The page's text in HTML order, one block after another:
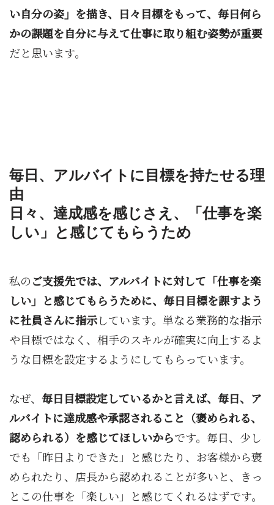
い自分の姿」を描き、日々目標をもって、毎日何ら
かの課題を自分に与えて仕事に取り組む姿勢が重要
だと思います。
毎日、アルバイトに目標を持たせる理
由
日々、達成感を感じさえ、「仕事を楽
しい」と感じてもらうため
私のご支援先では、アルバイトに対して「仕事を楽
しい」と感じてもらうために、毎日目標を課すよう
に社員さんに指示しています。単なる業務的な指示
や目標ではなく、相手のスキルが確実に向上するよ
うな目標を設定するようにしてもらっています。
なぜ、 毎日目標設定しているかと言えば、毎日、ア
ルバイトに達成感や承認されること（褒められる、
認められる）を感じてほしいからです。毎日、少し
でも「昨日よりできた」と感じたり、お客様から褒
められたり、店長から認めれることが多いと、きっ
とこの仕事を「楽しい」と感じてくれるはずです。